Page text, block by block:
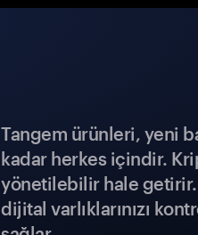
Tangem ürünleri, yeni
kadar herkes içindir.
yönetilebilir hale
dijital varlıklarınızı